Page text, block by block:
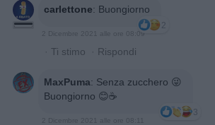
carlettone: Buongiorno
2
2 Dicembre 2021 alle ore 08:09
· Ti stimo · Rispondi
MaxPuma: Senza zucchero 😜
Buongiorno 😊☕
3
2 Dicembre 2021 alle ore 08:11